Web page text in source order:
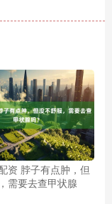
资 脖子有点肿，但
需要去查甲状腺